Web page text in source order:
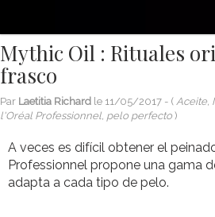
Mythic Oil : Rituales
frasco
Par Laetitia Richard le 11/05/2017 - ( Aceite,
l'Oréal Professionnel, pelo perfecto )
A veces es difícil obtener el
Professionnel propone una gama
adapta a cada tipo de pelo.